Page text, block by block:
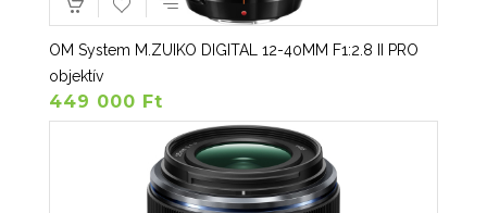
OM System M.ZUIKO DIGITAL 12-40MM F1:2.8 II PRO
objektív
449 000 Ft